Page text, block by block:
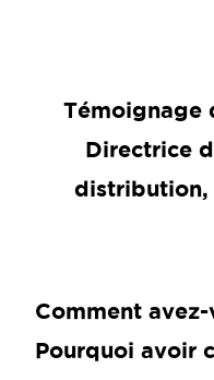
Témoignage
Directrice
distribution,
Comment
Pourquoi avoir